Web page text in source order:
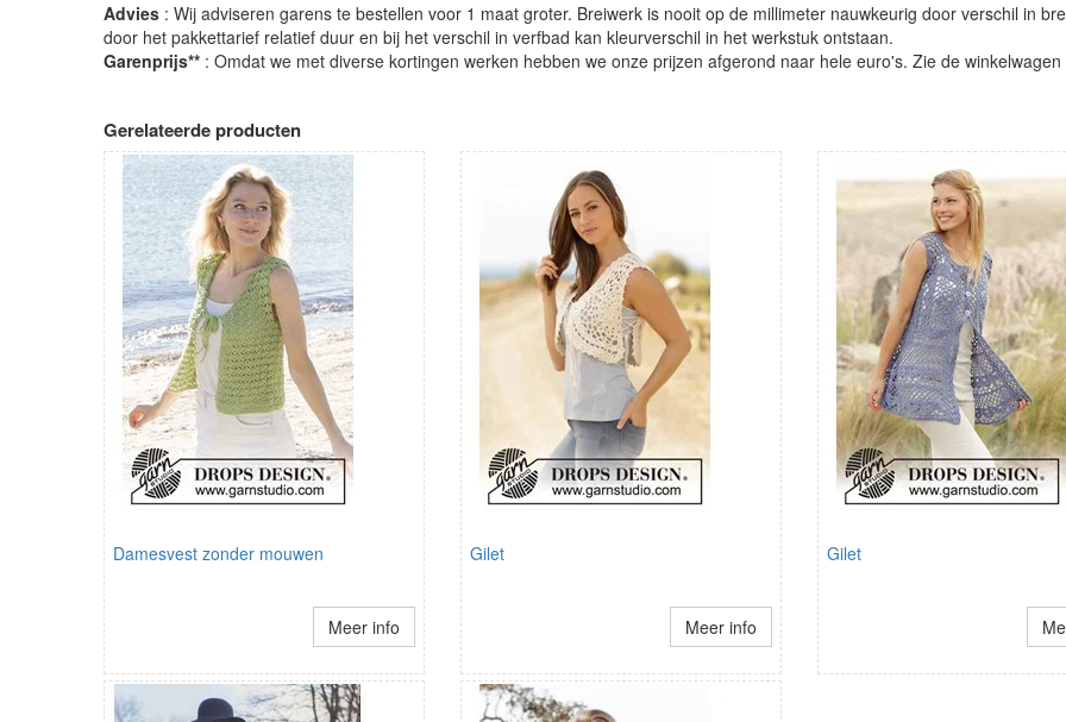
Advies : Wij adviseren garens te bestellen voor 1 maat groter. Breiwerk is nooit op de millimeter nauwkeurig door verschil in
door het pakkettarief relatief duur en bij het verschil in verfbad kan kleurverschil in het werkstuk ontstaan.
Garenprijs** : Omdat we met diverse kortingen werken hebben we onze prijzen afgerond naar hele euro's. Zie de
Gerelateerde producten
Damesvest zonder mouwen
Meer info
Gilet
Meer info
Gilet